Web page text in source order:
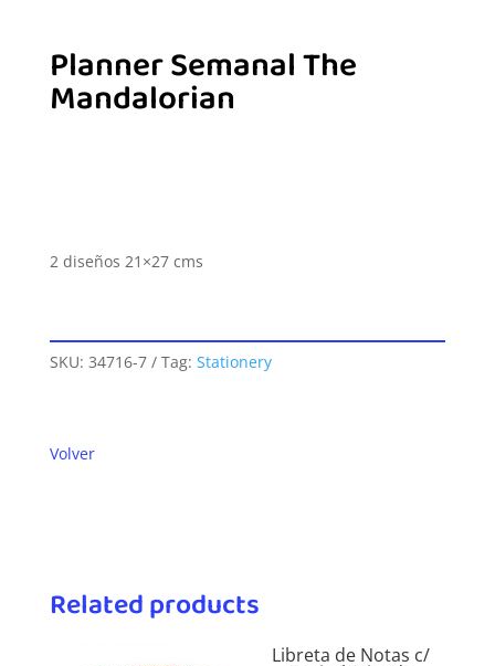
Planner Semanal The
Mandalorian
2 diseños 21×27 cms
SKU: 34716-7 Tag: Stationery
Volver
Related products
Libreta de Notas c/